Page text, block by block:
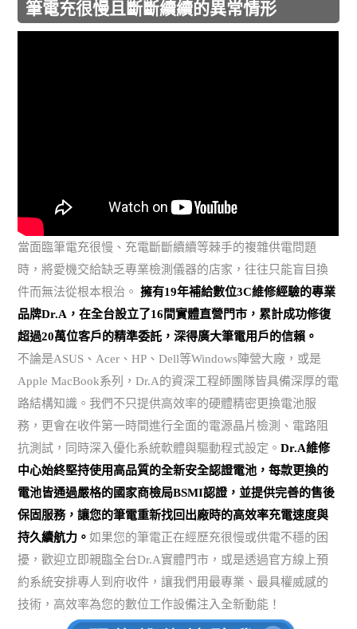
筆電充很慢且斷斷續續的異常情形
當面臨筆電充很慢、充電斷斷續續等棘手的複雜供電問題
時，將愛機交給缺乏專業檢測儀器的店家，往往只能盲目換
件而無法從根本根治。擁有19年補給數位3C維修經驗的專業
品牌Dr.A，在全台設立了16間實體直營門市，累計成功修復
超過20萬位客戶的精準委託，深得廣大筆電用戶的信賴。
不論是ASUS、Acer、HP、Dell等Windows陣營大廠，或是
Apple MacBook系列，Dr.A的資深工程師團隊皆具備深厚的電
路結構知識。我們不只提供高效率的硬體精密更換電池服
務，更會在收件第一時間進行全面的電源晶片檢測、電路阻
抗測試，同時深入優化系統軟體與驅動程式設定。Dr.A維修
中心始終堅持使用高品質的全新安全認證電池，每款更換的
電池皆通過嚴格的國家商檢局BSMI認證，並提供完善的售後
保固服務，讓您的筆電重新找回出廠時的高效率充電速度與
持久續航力。如果您的筆電正在經歷充很慢或供電不穩的困
擾，歡迎立即親臨全台Dr.A實體門市，或是透過官方線上預
約系統安排專人到府收件，讓我們用最專業、最具權威感的
技術，高效率為您的數位工作設備注入全新動能！